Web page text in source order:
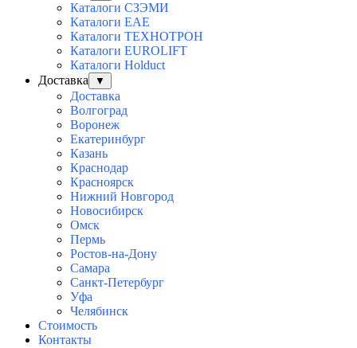
Каталоги СЗЭМИ
Каталоги EAE
Каталоги ТЕХНОТРОН
Каталоги EUROLIFT
Каталоги Holduct
Доставка
▼
Доставка
Волгоград
Воронеж
Екатеринбург
Казань
Краснодар
Красноярск
Нижний Новгород
Новосибирск
Омск
Пермь
Ростов-на-Дону
Самара
Санкт-Петербург
Уфа
Челябинск
Стоимость
Контакты